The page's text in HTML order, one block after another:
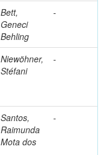
Bett,
Geneci
Behling
-
Niewöhner,
Stéfani
-
Santos,
Raimunda
Mota dos
-